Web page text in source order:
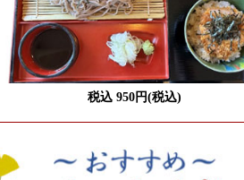
税込 950円(税込)